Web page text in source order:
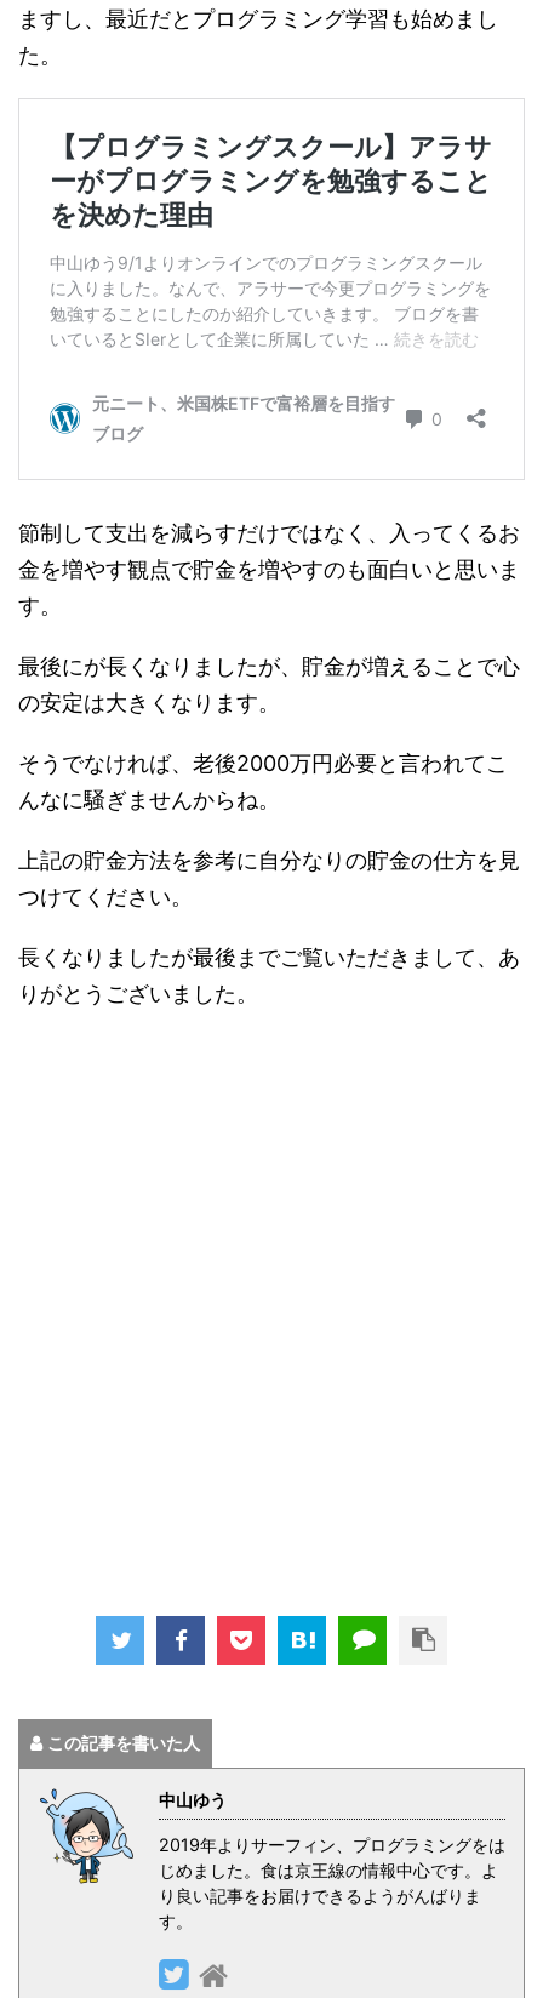
ますし、最近だとプログラミング学習も始めまし
た。
節制して支出を減らすだけではなく、入ってくるお
金を増やす観点で貯金を増やすのも面白いと思いま
す。
最後にが長くなりましたが、貯金が増えることで心
の安定は大きくなります。
そうでなければ、老後2000万円必要と言われてこ
んなに騒ぎませんからね。
上記の貯金方法を参考に自分なりの貯金の仕方を見
つけてください。
長くなりましたが最後までご覧いただきまして、あ
りがとうございました。
この記事を書いた人
中山ゆう
2019年よりサーフィン、プログラミングをは
じめました。食は京王線の情報中心です。よ
り良い記事をお届けできるようがんばりま
す。